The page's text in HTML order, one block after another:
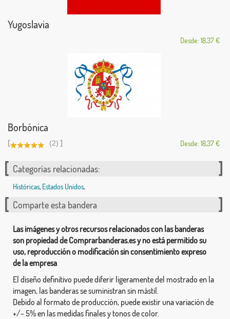
Yugoslavia
Desde: 18,37 €
Borbónica
[ (2) ] Desde: 18,37 €
Categorías relacionadas:
Históricas, Estados Unidos,
Comparte esta bandera
Las imágenes y otros recursos relacionados con las banderas
son propiedad de Comprarbanderas.es y no está permitido su
uso, reproducción o modificación sin consentimiento expreso
de la empresa
El diseño definitivo puede diferir ligeramente del mostrado en la
imagen, las banderas se suministran sin mástil.
Debido al formato de producción, puede existir una variación de
+/- 5% en las medidas finales y tonos de color.